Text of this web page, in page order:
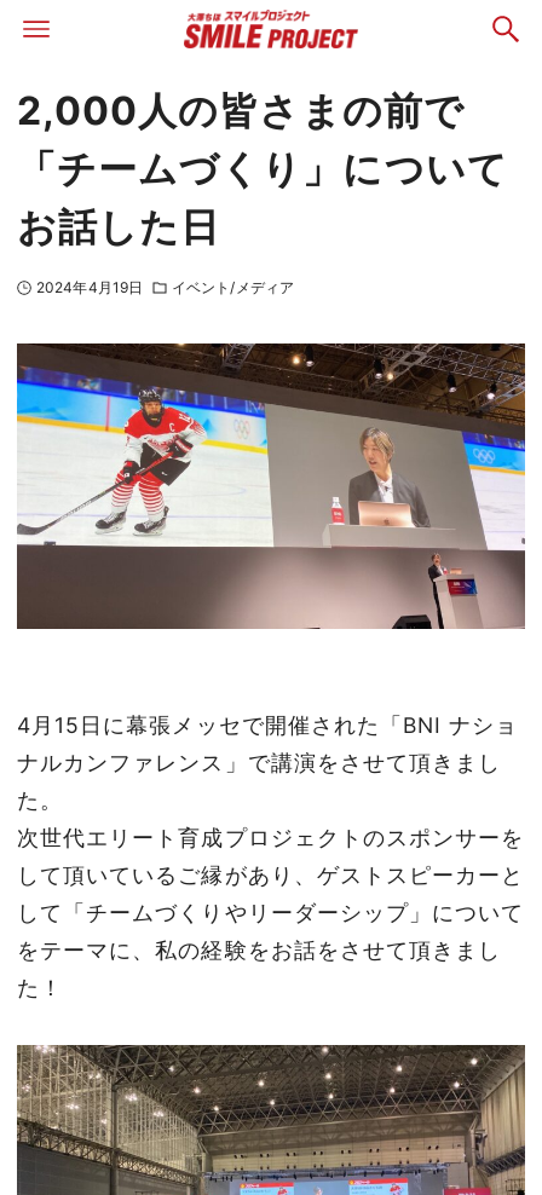
2,000人の皆さまの前で
「チームづくり」について
お話した日
2024年4月19日 イベント/メディア
4月15日に幕張メッセで開催された「BNI ナショ
ナルカンファレンス」で講演をさせて頂きまし
た。
次世代エリート育成プロジェクトのスポンサーを
して頂いているご縁があり、ゲストスピーカーと
して「チームづくりやリーダーシップ」について
をテーマに、私の経験をお話をさせて頂きまし
た！